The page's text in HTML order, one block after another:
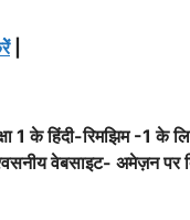
|
के हिंदी-रिमझिम -1 के
वेबसाइट- अमेज़न पर